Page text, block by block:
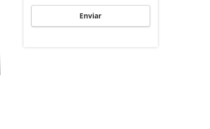
Enviar